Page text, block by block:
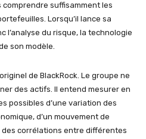
suffisamment les
Lorsqu’il lance sa
l’analyse du risque, la technologie
son modèle.
de BlackRock. Le groupe ne
des actifs. Il entend mesurer en
possibles d’une variation des
d’un mouvement de
des corrélations entre différentes